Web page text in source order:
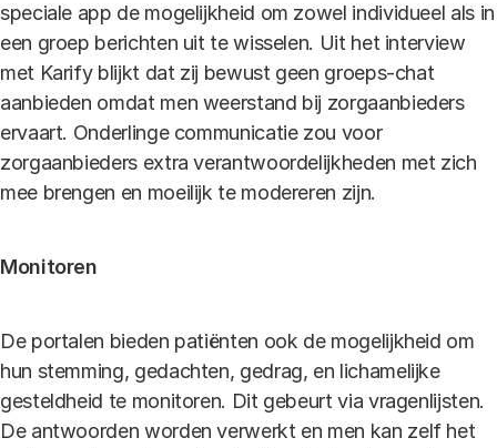
speciale app de mogelijkheid om zowel individueel als in
een groep berichten uit te wisselen. Uit het interview
met Karify blijkt dat zij bewust geen groeps-chat
aanbieden omdat men weerstand bij zorgaanbieders
ervaart. Onderlinge communicatie zou voor
zorgaanbieders extra verantwoordelijkheden met zich
mee brengen en moeilijk te modereren zijn.
Monitoren
De portalen bieden patiënten ook de mogelijkheid om
hun stemming, gedachten, gedrag, en lichamelijke
gesteldheid te monitoren. Dit gebeurt via vragenlijsten.
De antwoorden worden verwerkt en men kan zelf het